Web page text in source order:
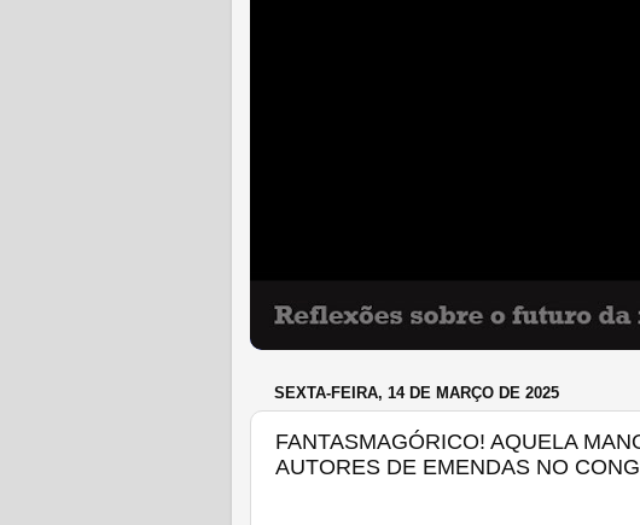
SEXTA-FEIRA, 14 DE MARÇO DE 2025
FANTASMAGÓRICO! AQUELA
AUTORES DE EMENDAS NO